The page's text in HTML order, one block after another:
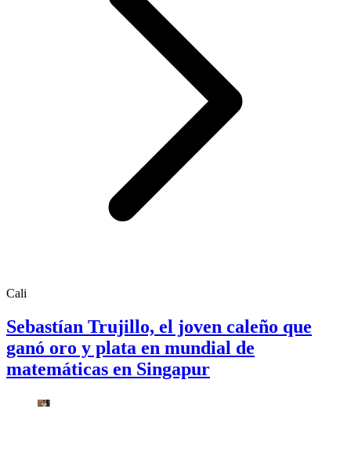
Cali
Sebastían Trujillo, el joven caleño que
ganó oro y plata en mundial de
matemáticas en Singapur